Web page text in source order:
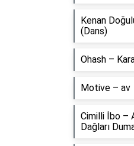
Kenan
(Dans)
Ohash –
Motive – av
Cimilli İbo –
Dağları